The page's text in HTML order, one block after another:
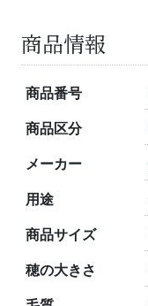
商品情報
商品番号
商品区分
メーカー
用途
商品サイズ
穂の大きさ